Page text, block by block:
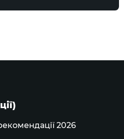
2026